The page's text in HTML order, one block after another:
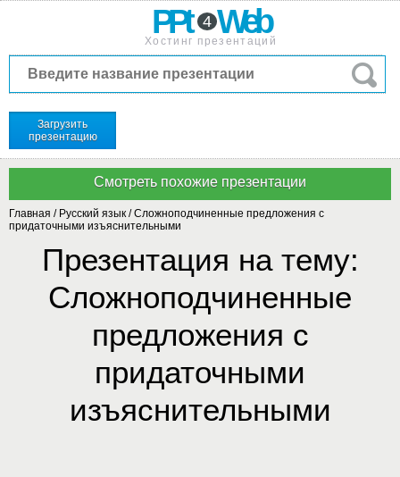
PPt 4 Web
Хостинг презентаций
Загрузить
презентацию
Главная / Русский язык /Сложноподчиненные предложения с
придаточными изъяснительными
Презентация на тему:
Сложноподчиненные
предложения с
придаточными
изъяснительными